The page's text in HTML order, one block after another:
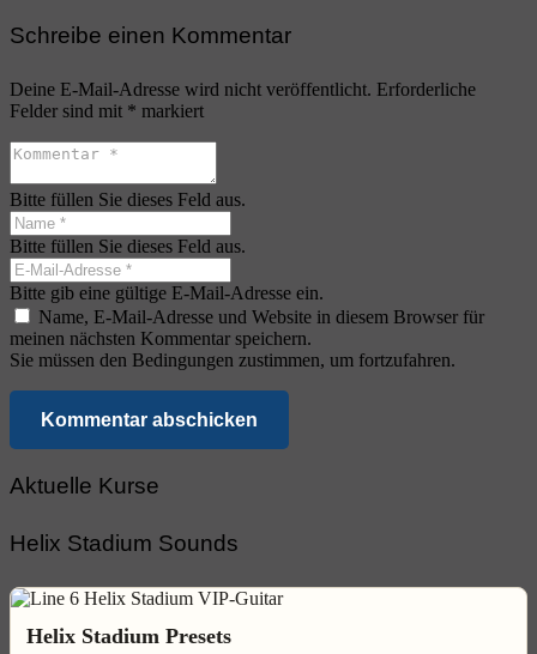
Schreibe einen Kommentar
Deine E-Mail-Adresse wird nicht veröffentlicht. Erforderliche
Felder sind mit * markiert
Bitte füllen Sie dieses Feld aus.
Bitte füllen Sie dieses Feld aus.
Bitte gib eine gültige E-Mail-Adresse ein.
Name, E-Mail-Adresse und Website in diesem Browser für
meinen nächsten Kommentar speichern.
Sie müssen den Bedingungen zustimmen, um fortzufahren.
Kommentar abschicken
Aktuelle Kurse
Helix Stadium Sounds
Helix Stadium Presets